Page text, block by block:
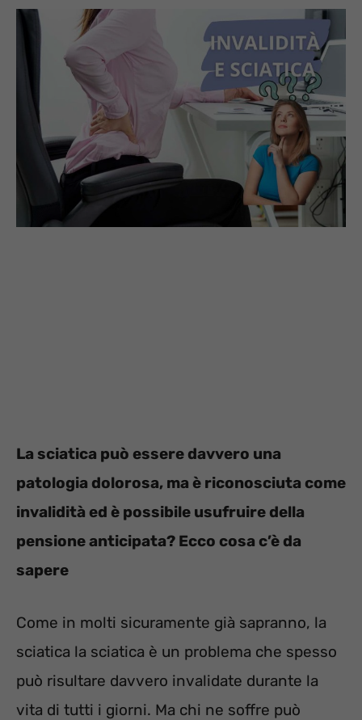
La sciatica può essere davvero una
patologia dolorosa, ma è riconosciuta come
invalidità ed è possibile usufruire della
pensione anticipata? Ecco cosa c’è da
sapere
Come in molti sicuramente già sapranno, la
sciatica la sciatica è un problema che spesso
può risultare davvero invalidate durante la
vita di tutti i giorni. Ma chi ne soffre può